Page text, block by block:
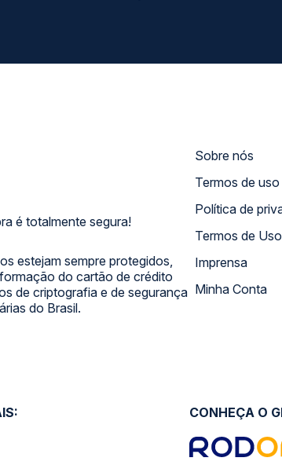
é totalmente segura!
estejam sempre protegidos,
do cartão de crédito
de criptografia e de segurança
do Brasil.
Sobre nós
Termos de uso
Política de
Termos
Imprensa
Minha Conta
CONHEÇA O